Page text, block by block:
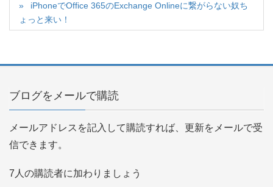
iPhoneでOffice 365のExchange Onlineに繋がらない奴ち
ょっと来い！
ブログをメールで購読
メールアドレスを記入して購読すれば、更新をメールで受
信できます。
7人の購読者に加わりましょう